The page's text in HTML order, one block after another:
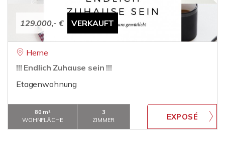
129.000,- € VERKAUFT
Herne
!!! Endlich Zuhause sein !!!
Etagenwohnung
80 m²
WOHNFLÄCHE
3
ZIMMER